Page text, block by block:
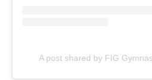
A post shared by FIG